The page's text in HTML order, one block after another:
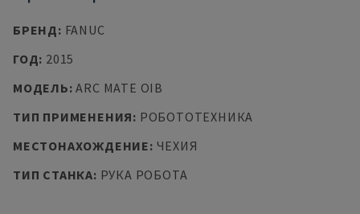
БРЕНД: FANUC
ГОД: 2015
МОДЕЛЬ:ARC MATE OIB
ТИП ПРИМЕНЕНИЯ: РОБОТОТЕХНИКА
МЕСТОНАХОЖДЕНИЕ: ЧЕХИЯ
ТИП СТАНКА: РУКА РОБОТА